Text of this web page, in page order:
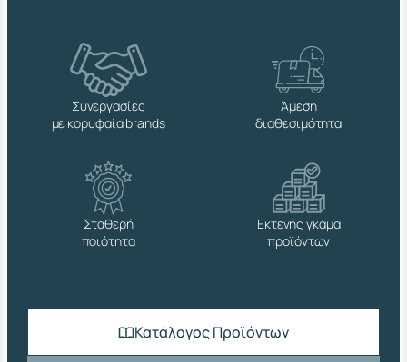
Α
ό
α
Συνεργασίες
με κορυφαία brands
Άμεση
διαθεσιμότητα
Σταθερή
ποιότητα
Εκτενής γκάμα
προϊόντων
Κατάλογος Προϊόντων